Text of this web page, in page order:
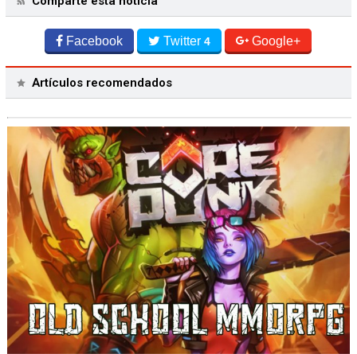
Facebook Twitter4 Google+
Artículos recomendados